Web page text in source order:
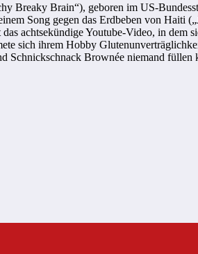
Breaky Brain“), geboren im US-
Song gegen das Erdbeben von
achtsekündige Youtube-Video, in
sich ihrem Hobby
Schnickschnack Brownée niemand